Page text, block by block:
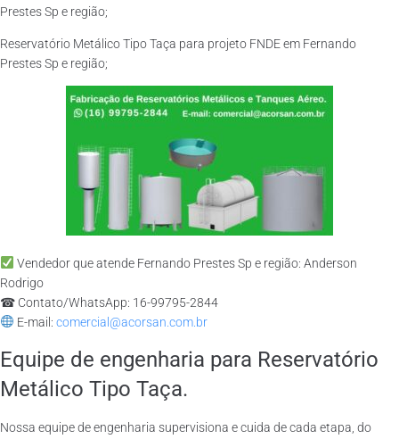
Prestes Sp e região;
Reservatório Metálico Tipo Taça para projeto FNDE em Fernando
Prestes Sp e região;
Vendedor que atende Fernando Prestes Sp e região: Anderson
Rodrigo
☎ Contato/WhatsApp: 16-99795-2844
E-mail: comercial@acorsan.com.br
Equipe de engenharia para Reservatório
Metálico Tipo Taça.
Nossa equipe de engenharia supervisiona e cuida de cada etapa, do